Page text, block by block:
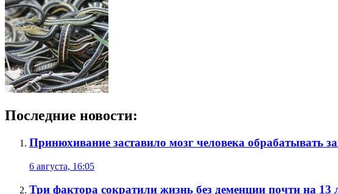
Последние новости:
Принюхивание заставило мозг человека обрабатывать
6 августа, 16:05
Три фактора сократили жизнь без деменции почти на 13